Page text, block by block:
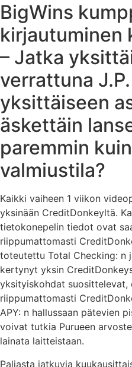
BigWins
kirjautuminen
– Jatka
verrattuna
yksittäiseen
äskettäin
paremmin
valmiustila?
Kaikki vaiheen 1 viikon
yksinään CreditDonkeyltä.
tietokonepelin tiedot ovat
riippumattomasti
toteutettu Total Checking: n
kertynyt yksin
yksityiskohdat suosittelevat,
riippumattomasti
APY: n hallussaan pätevien
voivat tutkia Purueen
lainata laitteistaan.
Paljasta jatkuvia